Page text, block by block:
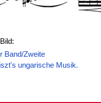
Band/Zweite
ungarische Musik.